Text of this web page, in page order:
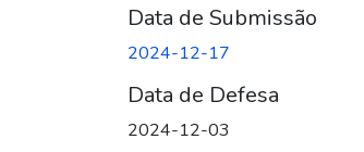
Data de Submissão
2024-12-17
Data de Defesa
2024-12-03